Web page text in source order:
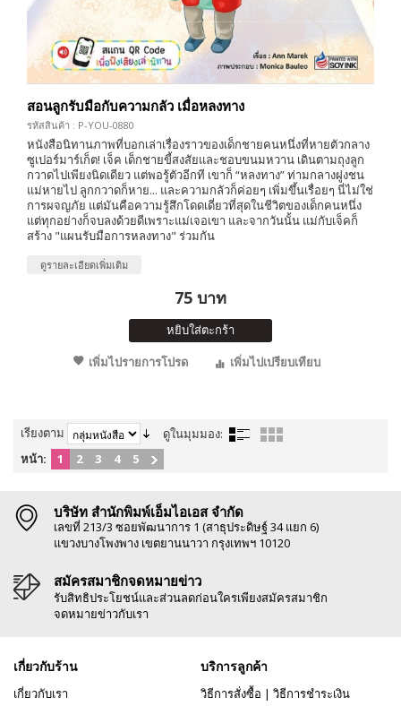
สอนลูกรับมือกับความกลัว เมื่อหลงทาง
รหัสสินค้า : P-YOU-0880
หนังสือนิทานภาพที่บอกเล่าเรื่องราวของเด็กชายคนหนึ่งที่หายตัวกลาง
ซูเปอร์มาร์เก็ต! เจ็ค เด็กชายขี้สงสัยและชอบขนมหวาน เดินตามถุงลูก
กวาดไปเพียงนิดเดียว แต่พอรู้ตัวอีกที เขาก็ “หลงทาง” ท่ามกลางฝูงชน
แม่หายไป ลูกกวาดก็หาย... และความกลัวก็ค่อยๆ เพิ่มขึ้นเรื่อยๆ นี่ไม่ใช่
การผจญภัย แต่มันคือความรู้สึกโดดเดี่ยวที่สุดในชีวิตของเด็กคนหนึ่ง
แต่ทุกอย่างก็จบลงด้วยดีเพราะแม่เจอเขา และจากวันนั้น แม่กับเจ็คก็
สร้าง "แผนรับมือการหลงทาง" ร่วมกัน
ดูรายละเอียดเพิ่มเติม
75 บาท
หยิบใส่ตะกร้า
เพิ่มไปรายการโปรด
เพิ่มไปเปรียบเทียบ
เรียงตาม
ดูในมุมมอง:
หน้า:
1 2 3 4 5
บริษัท สำนักพิมพ์เอ็มไอเอส จำกัด
เลขที่ 213/3 ซอยพัฒนาการ 1 (สาธุประดิษฐ์ 34 แยก 6)
แขวงบางโพงพาง เขตยานนาวา กรุงเทพฯ 10120
สมัครสมาชิกจดหมายข่าว
รับสิทธิประโยชน์และส่วนลดก่อนใครเพียงสมัครสมาชิก
จดหมายข่าวกับเรา
เกี่ยวกับร้าน
เกี่ยวกับเรา
บริการลูกค้า
วิธีการสั่งซื้อ | วิธีการชำระเงิน